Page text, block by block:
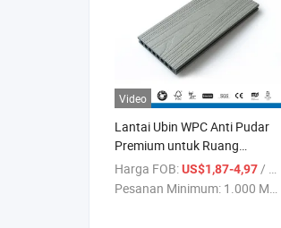
Video
Lantai Ubin WPC Anti Pudar
Premium untuk Ruang
Outdoor
Harga FOB:US$1,87-4,97/ Meter
Pesanan Minimum: 1.000 Meter